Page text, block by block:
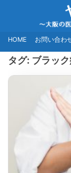
HOME お問い合わ
タグ: ブラッ